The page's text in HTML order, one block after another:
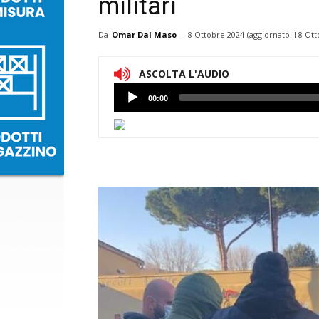
militari
Da Omar Dal Maso - 8 Ottobre 2024 (aggiornato il 8
ASCOLTA L'AUDIO
Lettore
Audio
00:00